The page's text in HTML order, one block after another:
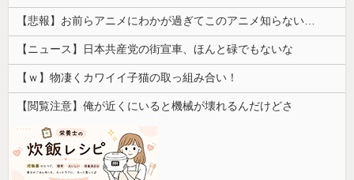
【悲報】お前らアニメにわかが過ぎてこのアニメ知らないｗｗｗｗｗ
【ニュース】日本共産党の街宣車、ほんと碌でもないな
【ｗ】物凄くカワイイ子猫の取っ組み合い！
【閲覧注意】俺が近くにいると機械が壊れるんだけどさ